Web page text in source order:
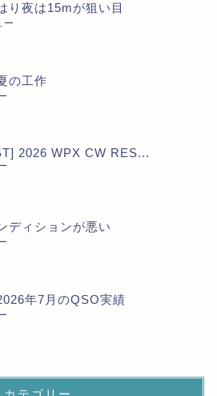
り夜は15mが狙い目
ー
の工作
2026 WPX CW RES...
ディションが悪い
年7月のQSO実績